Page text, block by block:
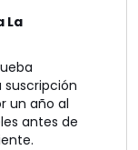
La
suscripción
un año al
antes de